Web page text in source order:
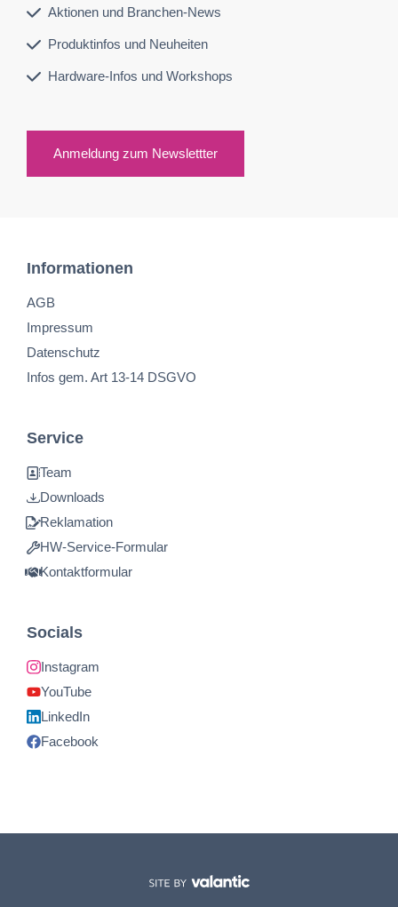
Aktionen und Branchen-News
Produktinfos und Neuheiten
Hardware-Infos und Workshops
Anmeldung zum Newslettter
Informationen
AGB
Impressum
Datenschutz
Infos gem. Art 13-14 DSGVO
Service
Team
Downloads
Reklamation
HW-Service-Formular
Kontaktformular
Socials
Instagram
YouTube
LinkedIn
Facebook